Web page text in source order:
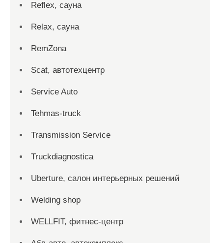
Reflex, сауна
Relax, сауна
RemZona
Scat, автотехцентр
Service Auto
Tehmas-truck
Transmission Service
Truckdiagnostica
Uberture, салон интерьерных решений
Welding shop
WELLFIT, фитнес-центр